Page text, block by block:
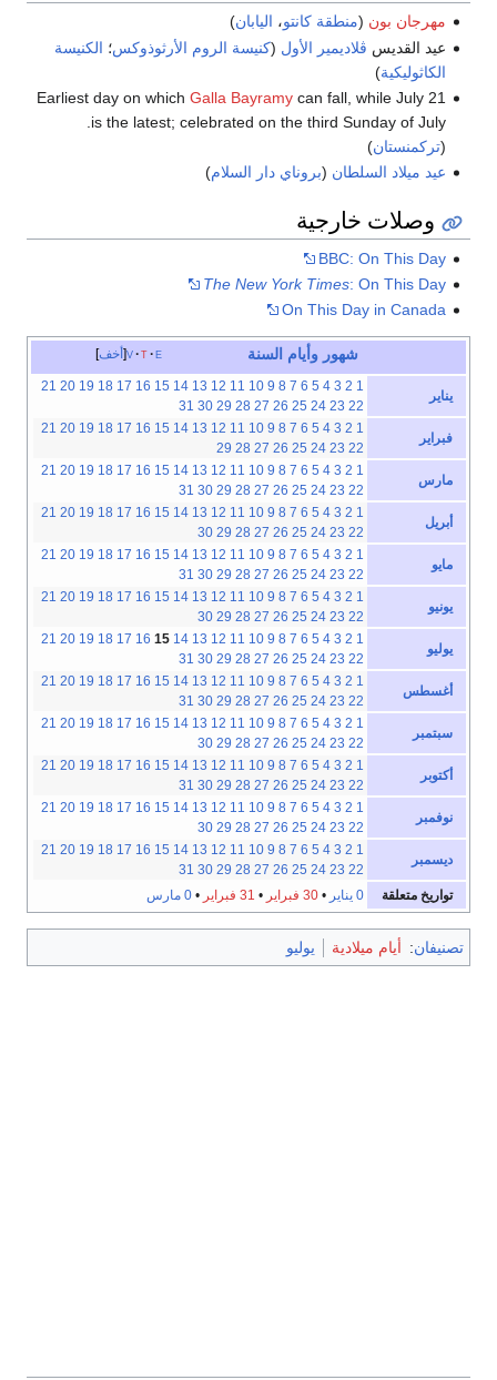
مهرجان بون (منطقة كانتو، اليابان)
عيد القديس ڤلاديمير الأول (كنيسة الروم الأرثوذوكس؛ الكنيسة
الكاثوليكية)
Earliest day on which Galla Bayramycan fall, while July 21
(تركمنستان)
عيد ميلاد السلطان (بروناي دار السلام)
وصلات خارجية
BBC: On This Day
The New York Times: On This Day
On This Day in Canada
أخف v t e شهور وأيام السنة
يناير
1
2
3
4
5
6
7
8
9
10
11
12
13
14
15
16
17
18
19
20
21
22
23
24
25
26
27
28
29
30
31
فبراير
1
2
3
4
5
6
7
8
9
10
11
12
13
14
15
16
17
18
19
20
21
22
23
24
25
26
27
28
29
مارس
1
2
3
4
5
6
7
8
9
10
11
12
13
14
15
16
17
18
19
20
21
22
23
24
25
26
27
28
29
30
31
أبريل
1
2
3
4
5
6
7
8
9
10
11
12
13
14
15
16
17
18
19
20
21
22
23
24
25
26
27
28
29
30
مايو
1
2
3
4
5
6
7
8
9
10
11
12
13
14
15
16
17
18
19
20
21
22
23
24
25
26
27
28
29
30
31
يونيو
1
2
3
4
5
6
7
8
9
10
11
12
13
14
15
16
17
18
19
20
21
22
23
24
25
26
27
28
29
30
يوليو
1
2
3
4
5
6
7
8
9
10
11
12
13
14
15
16
17
18
19
20
21
22
23
24
25
26
27
28
29
30
31
أغسطس
1
2
3
4
5
6
7
8
9
10
11
12
13
14
15
16
17
18
19
20
21
22
23
24
25
26
27
28
29
30
31
سبتمبر
1
2
3
4
5
6
7
8
9
10
11
12
13
14
15
16
17
18
19
20
21
22
23
24
25
26
27
28
29
30
أكتوبر
1
2
3
4
5
6
7
8
9
10
11
12
13
14
15
16
17
18
19
20
21
22
23
24
25
26
27
28
29
30
31
نوفمبر
1
2
3
4
5
6
7
8
9
10
11
12
13
14
15
16
17
18
19
20
21
22
23
24
25
26
27
28
29
30
ديسمبر
1
2
3
4
5
6
7
8
9
10
11
12
13
14
15
16
17
18
19
20
21
22
23
24
25
26
27
28
29
30
31
تواريخ متعلقة
0 يناير •30 فبراير • 31 فبراير •0 مارس
تصنيفان: أيام ميلادية يوليو